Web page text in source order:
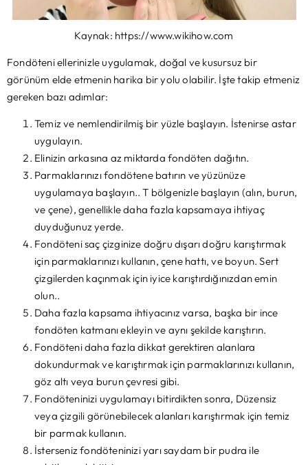
Kaynak: https://www.wikihow.com
Fondöteni ellerinizle uygulamak, doğal ve kusursuz bir
görünüm elde etmenin harika bir yolu olabilir. İşte takip etmeniz
gereken bazı adımlar:
Temiz ve nemlendirilmiş bir yüzle başlayın. İstenirse astar
uygulayın.
Elinizin arkasına az miktarda fondöten dağıtın.
Parmaklarınızı fondötene batırın ve yüzünüze
uygulamaya başlayın.. T bölgenizle başlayın (alın, burun,
ve çene), genellikle daha fazla kapsamaya ihtiyaç
duyduğunuz yerde.
Fondöteni saç çizginize doğru dışarı doğru karıştırmak
için parmaklarınızı kullanın, çene hattı, ve boyun. Sert
çizgilerden kaçınmak için iyice karıştırdığınızdan emin
olun..
Daha fazla kapsama ihtiyacınız varsa, başka bir ince
fondöten katmanı ekleyin ve aynı şekilde karıştırın.
Fondöteni daha fazla dikkat gerektiren alanlara
dokundurmak ve karıştırmak için parmaklarınızı kullanın,
göz altı veya burun çevresi gibi.
Fondöteninizi uygulamayı bitirdikten sonra, Düzensiz
veya çizgili görünebilecek alanları karıştırmak için temiz
bir parmak kullanın.
İsterseniz fondöteninizi yarı saydam bir pudra ile